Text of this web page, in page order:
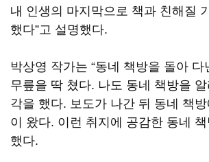
내 인생의 마지막으로 책과 친해질
했다”고 설명했다.
박상영 작가는 “동네 책방을 돌아 다
무릎을 딱 쳤다. 나도 동네 책방을
각을 했다. 보도가 나간 뒤 동네 책
이 왔다. 이런 취지에 공감한 동네
했다.